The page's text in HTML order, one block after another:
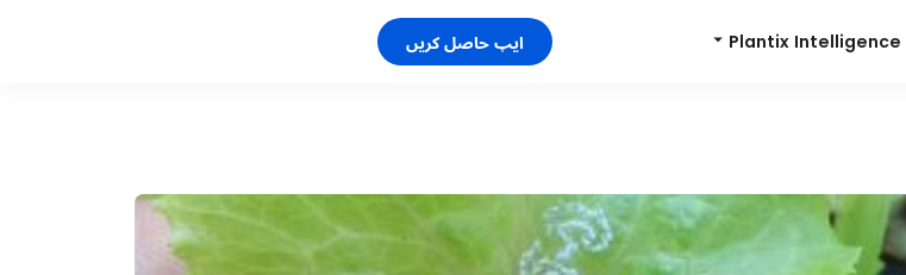
Plantix Intelligence ایپ حاصل کریں